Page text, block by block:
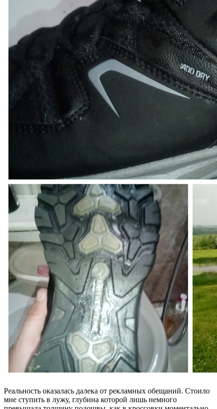
Реальность оказалась далека от рекламных обещаний. Стоило
мне ступить в лужу, глубина которой лишь немного